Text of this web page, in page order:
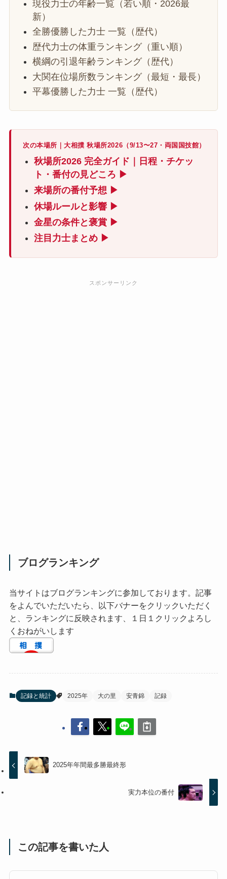
現役力士の年齢一覧（若い順・2026最
新）
全勝優勝した力士 一覧（歴代）
歴代力士の体重ランキング（重い順）
横綱の引退年齢ランキング（歴代）
大関在位場所数ランキング（最短・最長）
平幕優勝した力士 一覧（歴代）
次の本場所｜大相撲 秋場所2026（9/13〜27・両国国技館）
秋場所2026 完全ガイド｜日程・チケッ
ト・番付の見どころ ▶
来場所の番付予想 ▶
休場ルールと影響 ▶
金星の条件と褒賞 ▶
注目力士まとめ ▶
スポンサーリンク
ブログランキング
当サイトはブログランキングに参加しております。記事
をよんでいただいたら、以下バナーをクリックいただく
と、ランキングに反映されます、１日１クリックよろし
くおねがいします
記録と統計 2025年 大の里 安青錦 記録
2025年年間最多勝最終形
実力本位の番付
この記事を書いた人